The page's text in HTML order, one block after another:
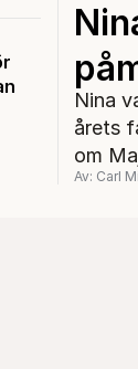
Nina
årets
om
Av: Carl